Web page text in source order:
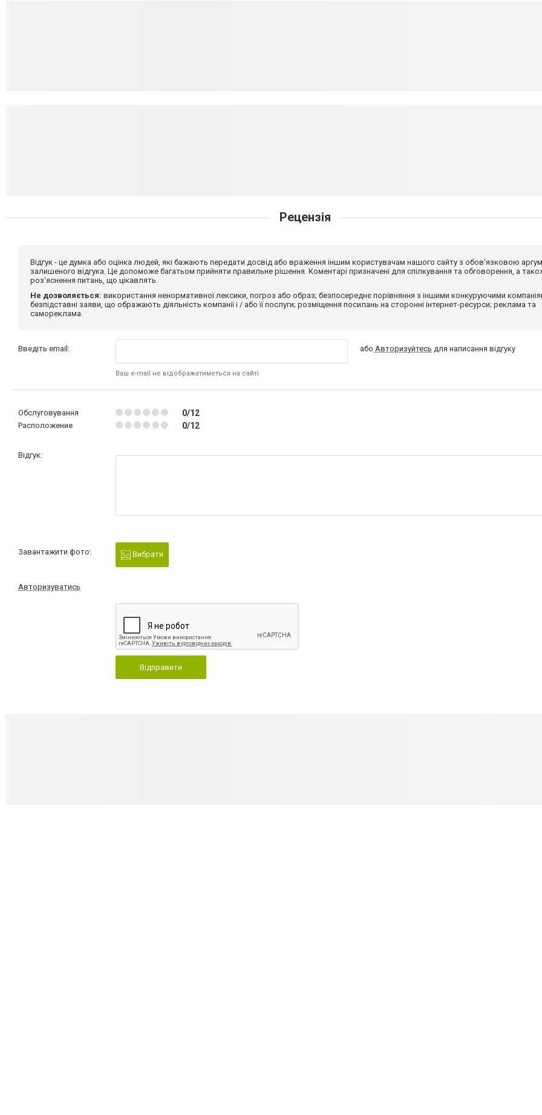
Рецензія
Відгук - це думка або оцінка людей, які бажають передати досвід або враження іншим користувачам нашого сайту з обов'язковою
залишеного відгука. Це допоможе багатьом прийняти правильне рішення. Коментарі призначені для спілкування та обговорення, а
роз'яснення питань, що цікавлять.
Не дозволяється: використання ненормативної лексики, погроз або образ; безпосереднє порівняння з іншими конкуруючими
безпідставні заяви, що ображають діяльність компанії і / або її послуги; розміщення посилань на сторонні інтернет-ресурси; реклама та
самореклама.
Введіть email:
Ваш e-mail не відображатиметься на сайті
або Авторизуйтесь для написання відгуку
Обслуговування 0/12
Расположение 0/12
Відгук:
Завантажити фото: Вибрати
Авторизуватись
Відправити